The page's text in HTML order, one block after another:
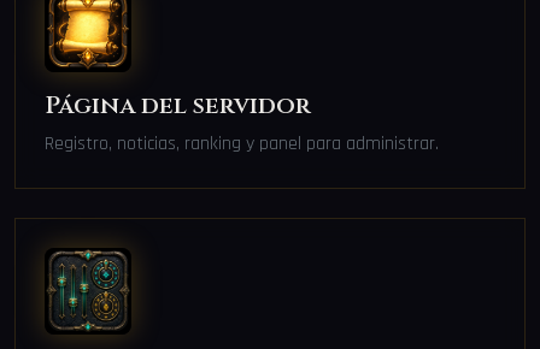
Página del servidor
Registro, noticias, ranking y panel para administrar.